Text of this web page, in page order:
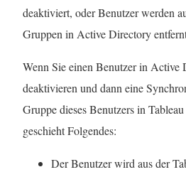
ö
f
deaktiviert, oder Benutzer werden
Gruppen in Active Directory
Wenn Sie einen Benutzer in Active
deaktivieren und dann eine
Gruppe dieses Benutzers in
geschieht Folgendes:
Der Benutzer wird aus der